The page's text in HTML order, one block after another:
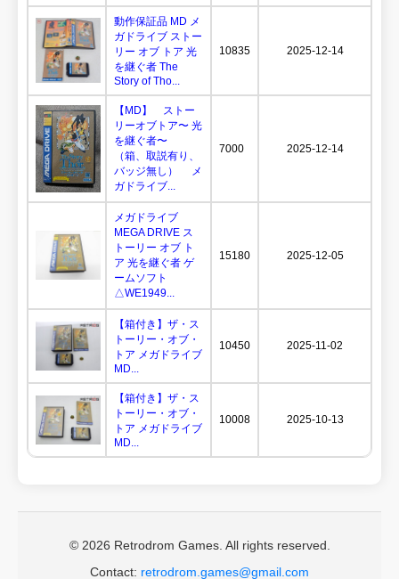
動作保証品 MD メ
ガドライブ ストー
リー オブ トア 光
を継ぐ者 The
Story of Tho...
10835 2025-12-14
【MD】 ストー
リーオブトア〜 光
を継ぐ者〜
（箱、取説有り、
バッジ無し） メ
ガドライブ...
7000 2025-12-14
メガドライブ
MEGA DRIVE ス
トーリー オブ ト
ア 光を継ぐ者 ゲ
ームソフト
△WE1949...
15180 2025-12-05
【箱付き】ザ・ス
トーリー・オブ・
トア メガドライブ
MD...
10450 2025-11-02
【箱付き】ザ・ス
トーリー・オブ・
トア メガドライブ
MD...
10008 2025-10-13
© 2026 Retrodrom Games. All rights reserved.
Contact: retrodrom.games@gmail.com